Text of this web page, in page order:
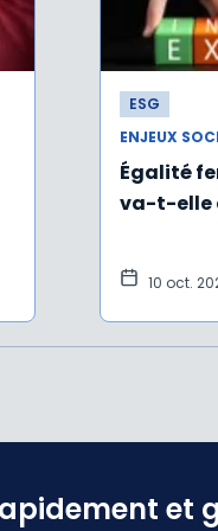
ESG
ENJEUX
Égalité
va-t-elle
10 oct.
et